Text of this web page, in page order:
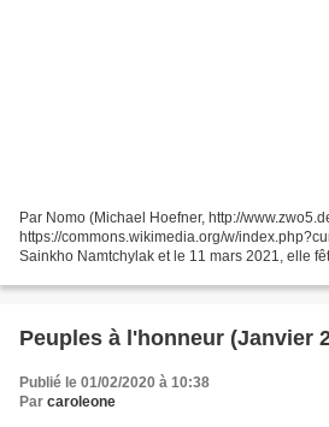
Par Nomo (Michael Hoefner, http://
https://commons.wikimedia.org/w/
Sainkho Namtchylak et le 11 mars 2021, elle
Peuples à l'honneur (Janvier
Publié le 01/02/2020 à 10:38
Par caroleone